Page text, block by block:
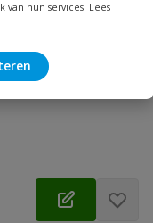
van hun services. Lees
mm | Aansluiting: